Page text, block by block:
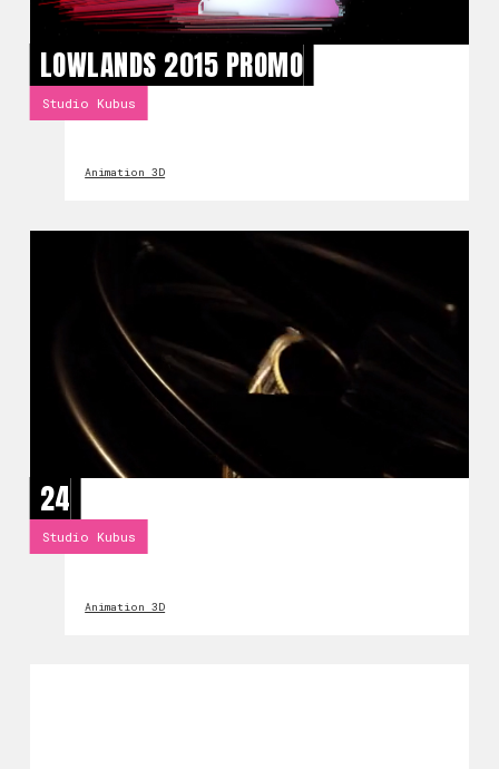
LOWLANDS 2015 PROMO
Studio Kubus
Animation 3D
24
Studio Kubus
Animation 3D